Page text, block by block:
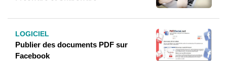
LOGICIEL
Publier des documents PDF sur
Facebook